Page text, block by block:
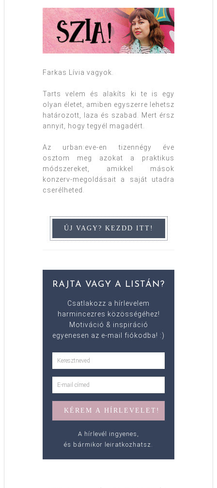
Farkas Lívia vagyok.
Tarts velem és alakíts ki te is egy
olyan életet, amiben egyszerre lehetsz
határozott, laza és szabad. Mert érsz
annyit, hogy tegyél magadért.
Az urban:eve-en tizennégy éve
osztom meg azokat a praktikus
módszereket, amikkel mások
konzerv-megoldásait a saját utadra
cserélheted.
RAJTA VAGY A LISTÁN?
Csatlakozz a hírlevelem
harmincezres közösségéhez!
Motiváció & inspiráció
egyenesen az e-mail fiókodba! :)
A hírlevél ingyenes,
és bármikor leiratkozhatsz.